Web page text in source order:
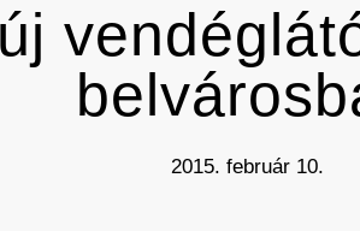
2015. február 10.